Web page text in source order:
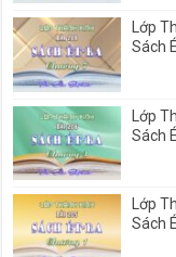
Lớp
Sách
Lớp
Sách
Lớp
Sách